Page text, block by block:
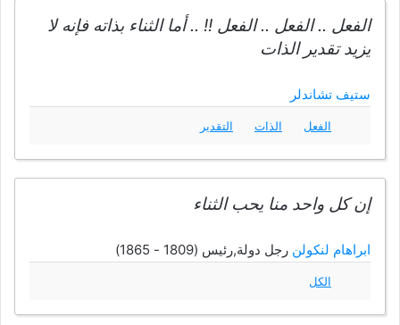
الفعل .. الفعل .. الفعل !! .. أما الثناء بذاته فإنه لا
يزيد تقدير الذات
ستيف تشاندلر
الفعل الذات التقدير
إن كل واحد منا يحب الثناء
ابراهام لنكولن رجل دولة,رئيس (1809 - 1865)
الكل